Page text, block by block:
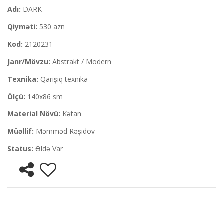
Adı: DARK
Qiyməti: 530 azn
Kod: 2120231
Janr/Mövzu: Abstrakt / Modern
Texnika: Qarışıq texnika
Ölçü: 140x86 sm
Material Növü: Kətan
Müəllif: Məmməd Rəşidov
Status: Əldə Var